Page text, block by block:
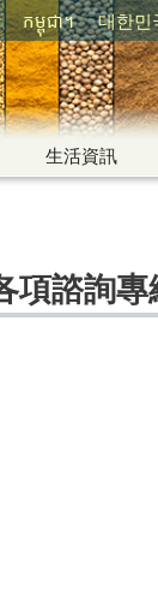
កម្ពុជា។ 대한민
生活資訊
項諮詢專